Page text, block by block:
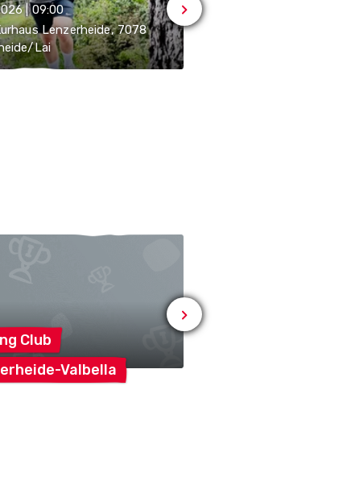
| 09:00
Lenzerheide, 7078
Lai
Club
Valbella